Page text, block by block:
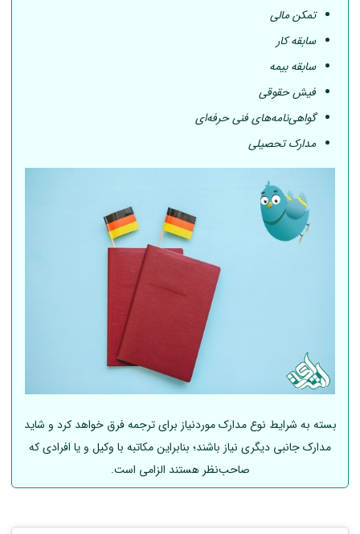
تمکن مالی
سابقه کار
سابقه بیمه
فیش حقوقی
گواهی‌نامه‌های فنی حرفه‌ای
مدارک تحصیلی
بسته به شرایط نوع مدارک موردنیاز برای ترجمه فرق خواهد کرد و شاید
مدارک جانبی دیگری نیاز باشند؛ بنابراین مکاتبه با وکیل و یا افرادی که
صاحب‌نظر هستند الزامی است.